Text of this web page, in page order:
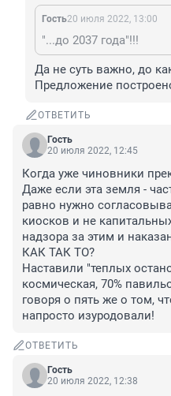
Гость20 июля 2022, 13:00
"...до 2037 года"!!!
Да не суть важно, до
Предложение
ОТВЕТИТЬ
Гость
20 июля 2022, 12:45
Когда уже чиновники
Даже если эта земля -
равно нужно
киосков и не
надзора за этим и
КАК ТАК ТО?
Наставили "теплых
космическая, 70%
говоря о пять же о том,
напросто изуродовали!
ОТВЕТИТЬ
Гость
20 июля 2022, 12:38